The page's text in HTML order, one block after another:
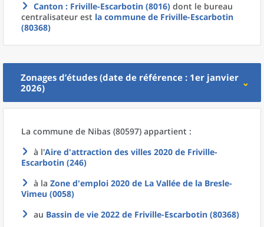
Canton : Friville-Escarbotin (8016) dont le bureau
centralisateur est la commune de Friville-Escarbotin
(80368)
Zonages d’études (date de référence : 1er janvier
2026)
La commune de Nibas (80597) appartient :
à l'Aire d'attraction des villes 2020 de Friville-
Escarbotin (246)
à la Zone d'emploi 2020 de La Vallée de la Bresle-
Vimeu (0058)
au Bassin de vie 2022 de Friville-Escarbotin (80368)